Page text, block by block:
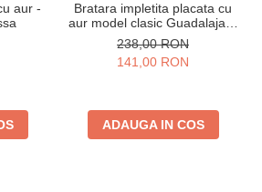
aur -
Bratara impletita placata cu
aur model clasic Guadalajara
- 19 cm
238,00 RON
141,00 RON
ADAUGA IN COS